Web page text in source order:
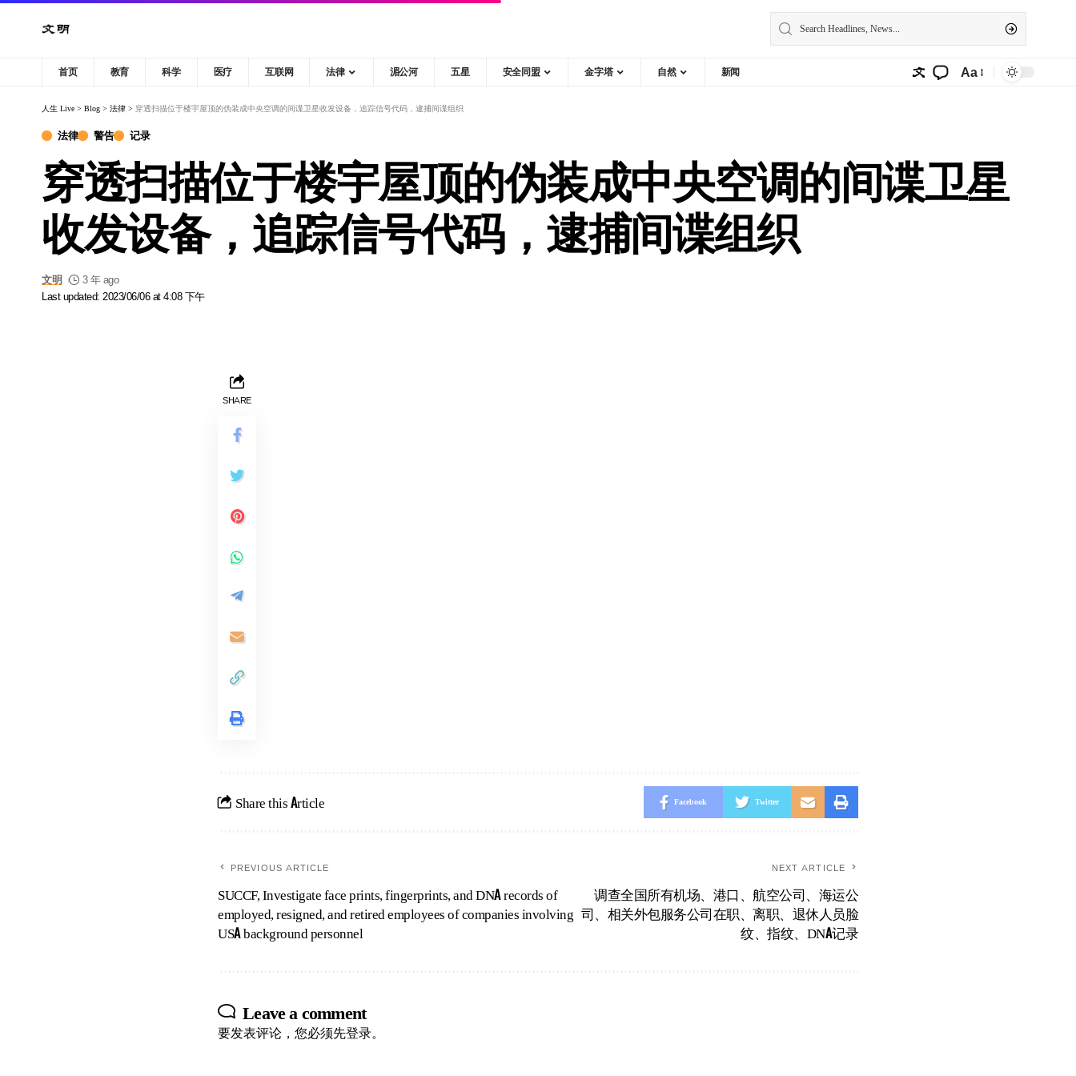
首页 教育 科学 医疗 互联网 法律 湄公河 五星 安全同盟 金字塔 自然 新闻 Aa
人生 Live > Blog > 法律 > 穿透扫描位于楼宇屋顶的伪装成中央空调的间谍卫星收发设备，追踪信号代码，逮捕间谍组织
法律 警告 记录
穿透扫描位于楼宇屋顶的伪装成中央空调的间谍卫星
收发设备，追踪信号代码，逮捕间谍组织
Last updated: 2023/06/06 at 4:08 下午
文明 3 年 ago
SHARE
Share this Article Facebook Twitter
PREVIOUS ARTICLE
SUCCF, Investigate face prints, fingerprints, and DNA records of
employed, resigned, and retired employees of companies involving
USA background personnel
NEXT ARTICLE
调查全国所有机场、港口、航空公司、海运公
司、相关外包服务公司在职、离职、退休人员脸
纹、指纹、DNA记录
Leave a comment
要发表评论，您必须先登录。